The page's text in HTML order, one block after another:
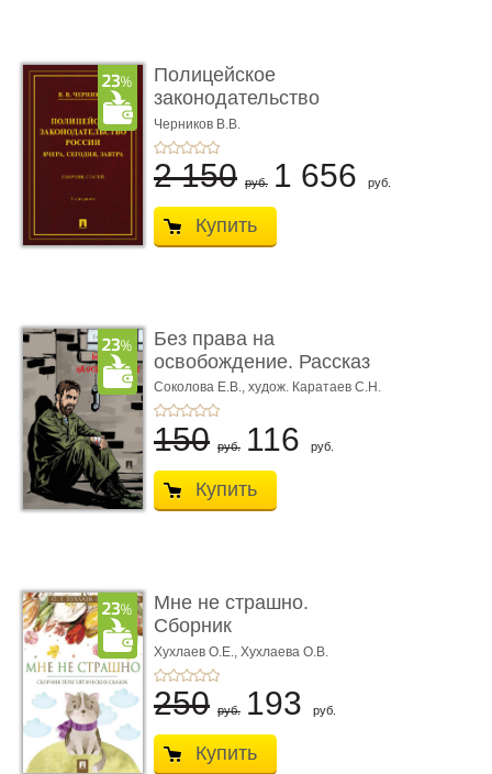
Полицейское
законодательство
России: вчера, с� ...
Черников В.В.
2 150 руб. 1 656 руб.
Купить
Без права на
освобождение. Рассказ
Соколова Е.В., худож. Каратаев С.Н.
150 руб. 116 руб.
Купить
Мне не страшно.
Сборник
терапевтических
сказо� ...
Хухлаев О.Е., Хухлаева О.В.
250 руб. 193 руб.
Купить